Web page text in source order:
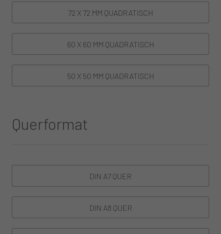
72 X 72 MM QUADRATISCH
60 X 60 MM QUADRATISCH
50 X 50 MM QUADRATISCH
Querformat
DIN A7 QUER
DIN A8 QUER